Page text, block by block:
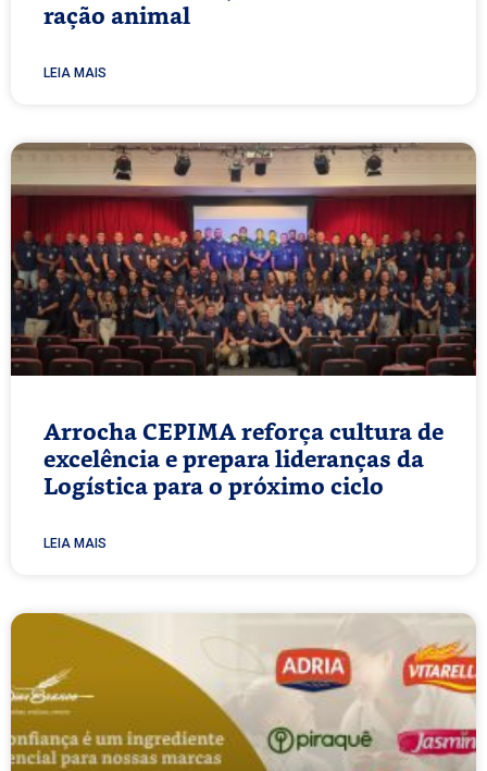
ração animal
LEIA MAIS
Arrocha CEPIMA reforça cultura de
excelência e prepara lideranças da
Logística para o próximo ciclo
LEIA MAIS